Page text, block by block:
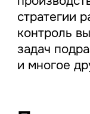
стратегии
контроль
задач
и многое